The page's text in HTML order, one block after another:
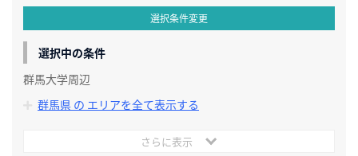
選択条件変更
選択中の条件
群馬大学周辺
群馬県 の エリアを全て表示する
さらに表示